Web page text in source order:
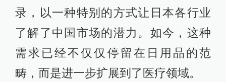
录，以一种特别的方式让日本各行业
了解了中国市场的潜力。如今，这种
需求已经不仅仅停留在日用品的范
畴，而是进一步扩展到了医疗领域。